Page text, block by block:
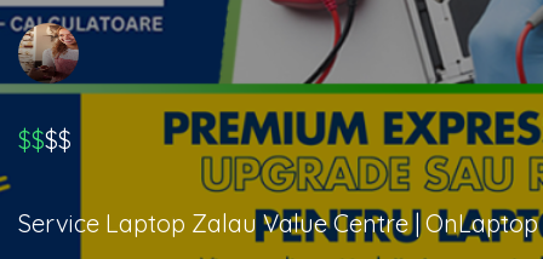
$$$$
Service Laptop Zalau Value Centre | OnLaptop